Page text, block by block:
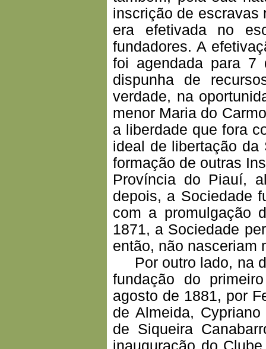
inscrição de escravas
era efetivada no
fundadores. A
foi agendada para 7
dispunha de
verdade, na
menor Maria do
a liberdade que fora
ideal de libertação da
formação de outras
Província do Piauí,
depois, a Sociedade
com a promulgação
1871, a Sociedade
então, não nasceriam
Por outro lado, na
fundação do
agosto de 1881, por
de Almeida,
de Siqueira
inauguração do